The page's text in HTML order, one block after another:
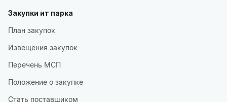
Закупки ит парка
План закупок
Извещения закупок
Перечень МСП
Положение о закупке
Стать поставщиком